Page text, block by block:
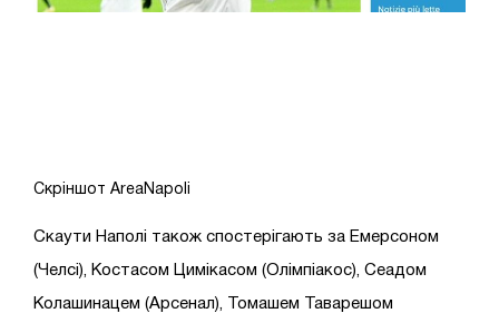
Скріншот AreaNapoli
Скаути Наполі також спостерігають за Емерсоном
(Челсі), Костасом Цимікасом (Олімпіакос), Сеадом
Колашинацем (Арсенал), Томашем Таварешом